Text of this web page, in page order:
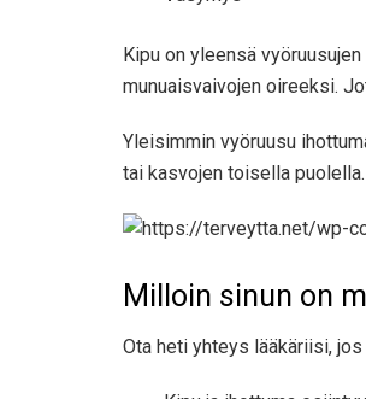
Kipu on yleensä
munuaisvaivojen oireeksi.
Yleisimmin vyöruusu
tai kasvojen toisella puolella.
Milloin sinun on
Ota heti yhteys lääkäriisi,